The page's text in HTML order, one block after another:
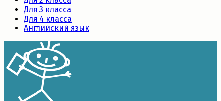
Для 3 класса
Для 4 класса
Английский язык